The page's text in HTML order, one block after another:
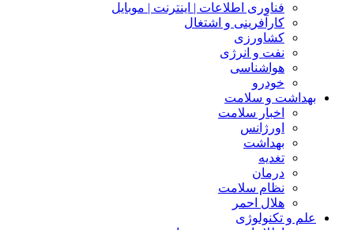
فناوری اطلاعات | اینترنت | موبایل
کارآفرینی و اشتغال
کشاورزی
نفت و انرژی
هواشناسی
خودرو
بهداشت و سلامت
اخبار سلامت
اورژانس
بهداشت
تغدیه
درمان
نظام سلامت
هلال احمر
علم و تکنولوژی